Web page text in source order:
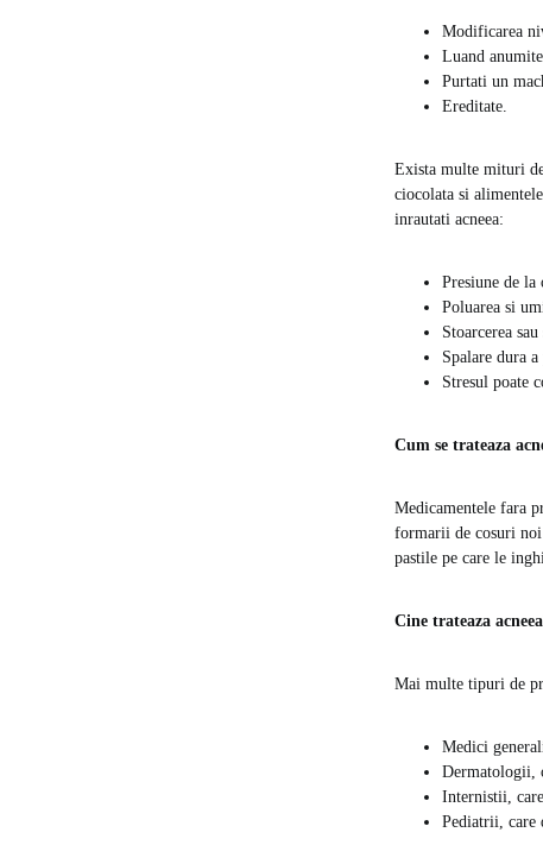
Modificarea
Luand
Purtati un
Ereditate.
Exista multe mituri
ciocolata si
inrautati acneea:
Presiune de la
Poluarea si
Stoarcerea
Spalare dura
Stresul poate
Cum se trateaza
Medicamentele fara
formarii de cosuri noi
pastile pe care le
Cine trateaza
Mai multe tipuri de
Medici
Dermatologii,
Internistii,
Pediatrii, care